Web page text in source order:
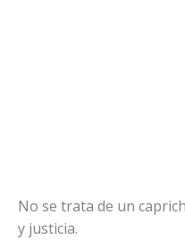
No se trata de un
y justicia.